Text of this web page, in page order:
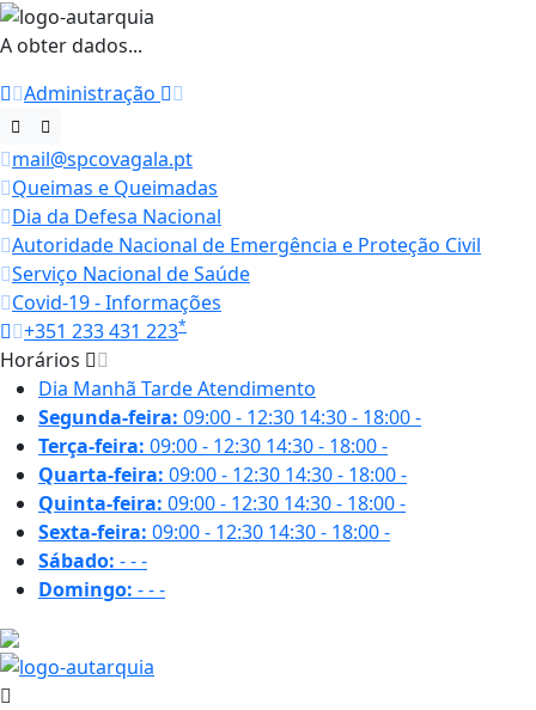
A obter dados...
Administração
mail@spcovagala.pt
Queimas e Queimadas
Dia da Defesa Nacional
Autoridade Nacional de Emergência e Proteção Civil
Serviço Nacional de Saúde
Covid-19 - Informações
+351 233 431 223*
Horários
Dia Manhã TardeAtendimento
Segunda-feira: 09:00 - 12:30 14:30 - 18:00-
Terça-feira: 09:00 - 12:30 14:30 - 18:00-
Quarta-feira: 09:00 - 12:30 14:30 - 18:00-
Quinta-feira: 09:00 - 12:30 14:30 - 18:00-
Sexta-feira: 09:00 - 12:30 14:30 - 18:00-
Sábado: ---
Domingo: ---